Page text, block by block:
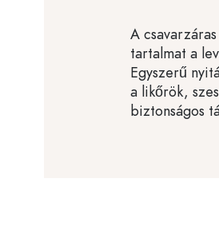
A
tartalmat a
Egyszerű
a likőrök,
biztonságos